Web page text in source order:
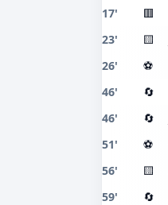
17' 🟥
23' 🟨
26' ⚽
46' 🔄
46' 🔄
51' ⚽
56' 🟨
59' 🔄